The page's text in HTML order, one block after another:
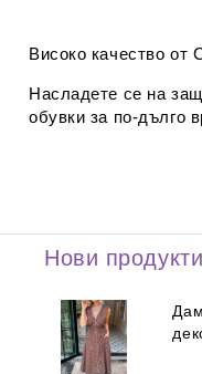
Високо качество от
Насладете се на
обувки за по-дълго
Нови продукти